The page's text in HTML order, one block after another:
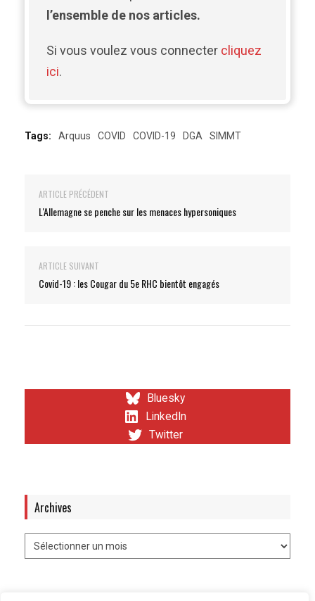
l’ensemble de nos articles.
Si vous voulez vous connecter cliquez
ici.
Tags: Arquus COVID COVID-19 DGA SIMMT
ARTICLE PRÉCÉDENT
L'Allemagne se penche sur les menaces hypersoniques
ARTICLE SUIVANT
Covid-19 : les Cougar du 5e RHC bientôt engagés
Bluesky
LinkedIn
Twitter
Archives